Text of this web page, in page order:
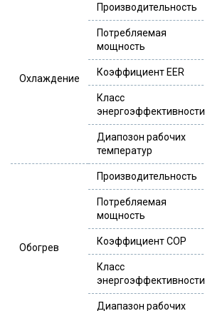
Охлаждение
Производительность
Потребляемая
мощность
Коэффициент EER
Класс
энергоэффективности
Диапозон рабочих
температур
Обогрев
Производительность
Потребляемая
мощность
Коэффициент COP
Класс
энергоэффективности
Диапазон рабочих